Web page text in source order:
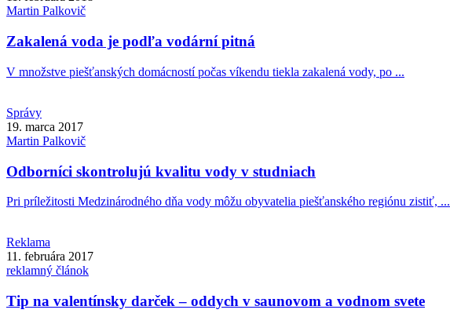
Martin Palkovič
Zakalená voda je podľa vodární pitná
V množstve piešťanských domácností počas víkendu tiekla zakalená vody, po ...
Správy
19. marca 2017
Martin Palkovič
Odborníci skontrolujú kvalitu vody v studniach
Pri príležitosti Medzinárodného dňa vody môžu obyvatelia piešťanského regiónu zistiť, ...
Reklama
11. februára 2017
reklamný článok
Tip na valentínsky darček – oddych v saunovom a vodnom svete